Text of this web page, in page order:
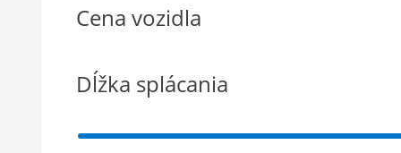
Cena vozidla
Dĺžka splácania